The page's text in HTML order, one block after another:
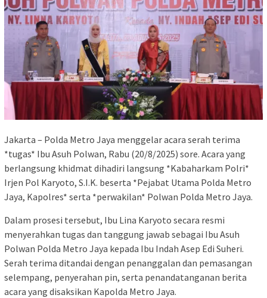
Jakarta – Polda Metro Jaya menggelar acara serah terima
*tugas* Ibu Asuh Polwan, Rabu (20/8/2025) sore. Acara yang
berlangsung khidmat dihadiri langsung *Kabaharkam Polri*
Irjen Pol Karyoto, S.I.K. beserta *Pejabat Utama Polda Metro
Jaya, Kapolres* serta *perwakilan* Polwan Polda Metro Jaya.
Dalam prosesi tersebut, Ibu Lina Karyoto secara resmi
menyerahkan tugas dan tanggung jawab sebagai Ibu Asuh
Polwan Polda Metro Jaya kepada Ibu Indah Asep Edi Suheri.
Serah terima ditandai dengan penanggalan dan pemasangan
selempang, penyerahan pin, serta penandatanganan berita
acara yang disaksikan Kapolda Metro Jaya.